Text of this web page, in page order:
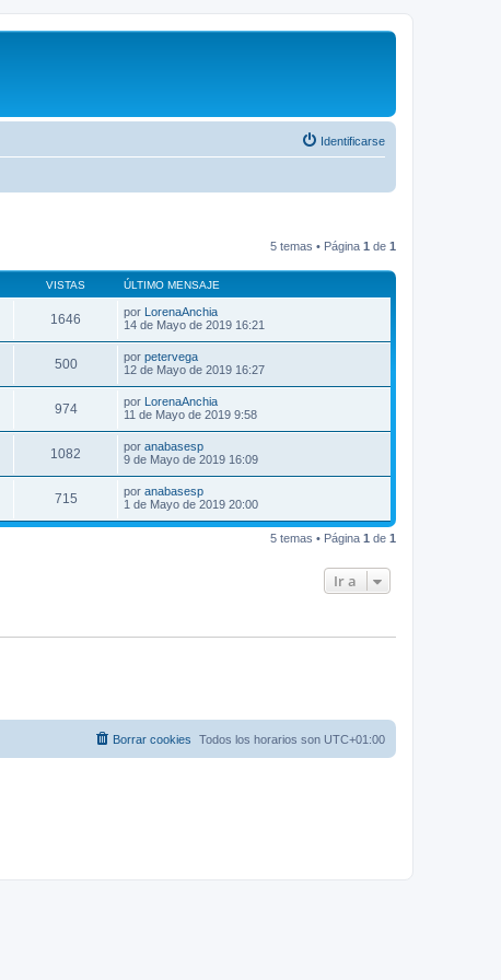
Identificarse
5 temas • Página 1 de 1
VISTAS ÚLTIMO MENSAJE
1646 por LorenaAnchia
14 de Mayo de 2019 16:21
500 por petervega
12 de Mayo de 2019 16:27
974 por LorenaAnchia
11 de Mayo de 2019 9:58
1082 por anabasesp
9 de Mayo de 2019 16:09
715 por anabasesp
1 de Mayo de 2019 20:00
5 temas • Página 1 de 1
Ir a
Todos los horarios son UTC+01:00
Borrar cookies